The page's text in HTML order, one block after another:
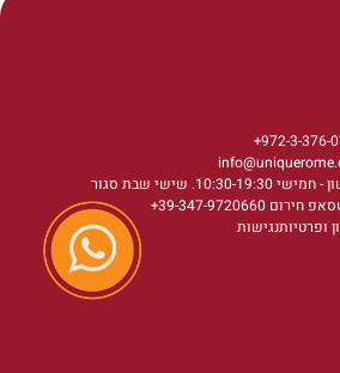
972-3-376-
10:30-19:30. שישי שבת סגור
חירום 39-347-9720660+
ופרטיותנגישות